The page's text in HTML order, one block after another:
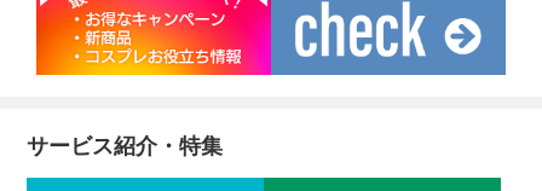
サービス紹介・特集